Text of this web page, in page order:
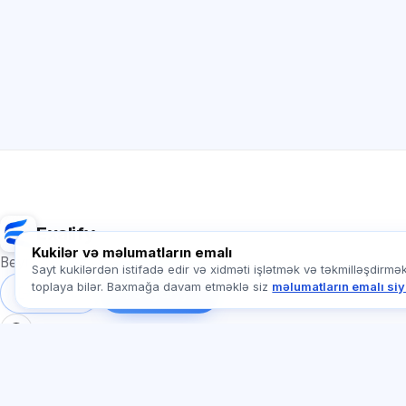
Exalify
Beynəlxalq dil imtahanlarına hazırlıq
Daxil ol
Qeydiyyat
Kukilər və məlumatların emalı
Sayt kukilərdən istifadə edir və xidməti işlətmək və
toplaya bilər. Baxmağa davam etməklə siz məlumatların emalı